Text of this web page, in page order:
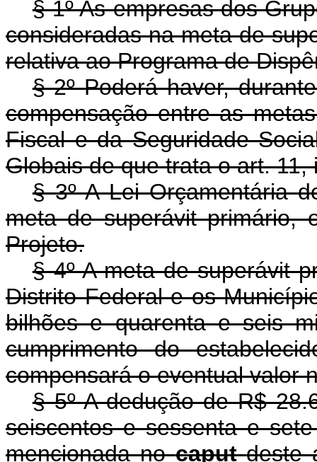
§ 1º As empresas dos
consideradas na meta de
relativa ao Programa de
§ 2ºPoderá haver,
compensação entre as
Fiscal e da Seguridade
Globais de que trata o art. 11,
§ 3º A Lei Orçamentária
meta de superávit primário,
Projeto.
§ 4º A meta de superávit
Distrito Federal e os
bilhões e quarenta e seis
cumprimento do
compensará o eventual valor
§ 5ºA dedução de R$
seiscentos e sessenta e
mencionada nocaputdeste